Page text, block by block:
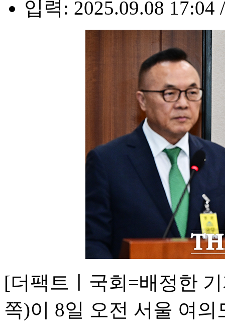
입력: 2025.09.08 17:04
[더팩트ㅣ국회=배정한
쪽)이 8일 오전 서울 여